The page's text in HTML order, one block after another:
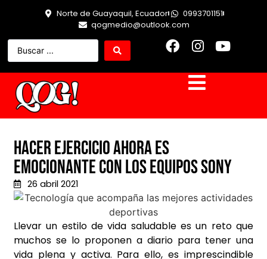
Norte de Guayaquil, Ecuador
0993701151
qogmedio@outlook.com
Hacer ejercicio ahora es
emocionante con los equipos Sony
26 abril 2021
Llevar un estilo de vida saludable es un reto que
muchos se lo proponen a diario para tener una
vida plena y activa. Para ello, es imprescindible